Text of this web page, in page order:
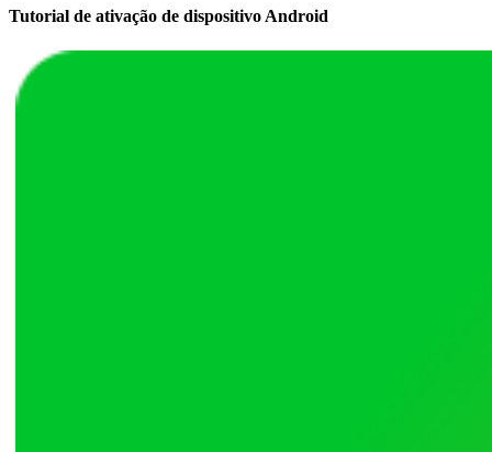
Tutorial de ativação de dispositivo Android